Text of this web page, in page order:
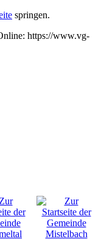
springen.
https://www.vg-